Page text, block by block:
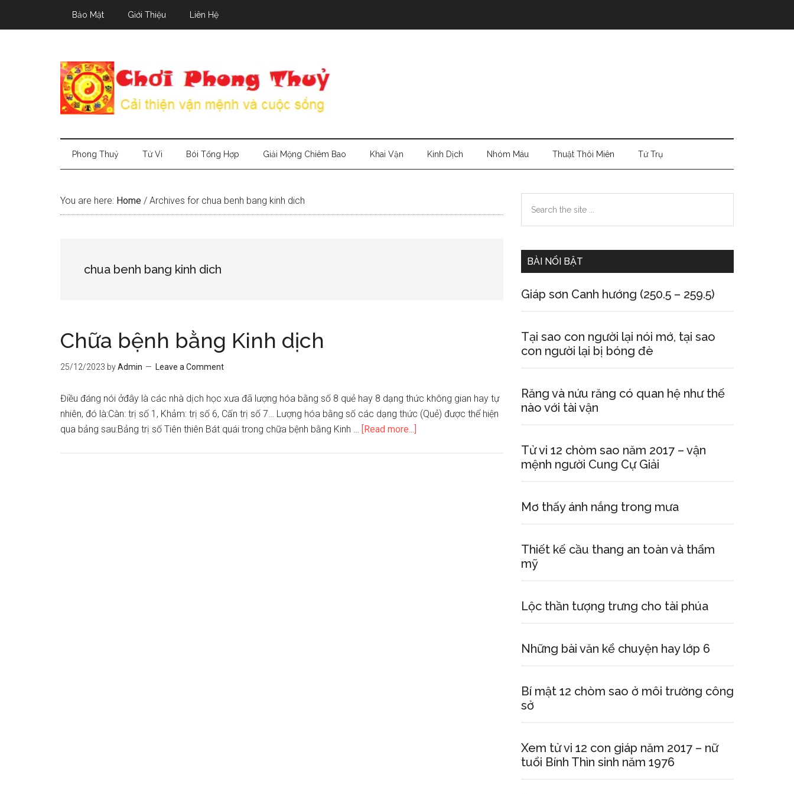
Bảo Mật Giới Thiệu Liên Hệ
Phong Thuỷ Tử Vi Bói Tổng Hợp Giải Mộng Chiêm Bao Khai Vận Kinh Dịch Nhóm Máu Thuật Thôi Miên Tứ Trụ
You are here: Home / Archives for chua benh bang kinh dich
chua benh bang kinh dich
Chữa bệnh bằng Kinh dịch
25/12/2023 byAdmin Leave a Comment
Điều đáng nói ởđây là các nhà dịch học xưa đã lượng hóa bằng số 8 quẻ hay 8 dạng thức không gian hay tự
nhiên, đó là:Càn: trị số 1, Khảm: trị số 6, Cấn trị số 7… Lượng hóa bằng số các dạng thức (Quẻ) được thể hiện
qua bảng sau:Bảng trị số Tiên thiên Bát quái trong chữa bệnh bằng Kinh … [Read more...]
Primary
Sidebar
the
BÀI NỔI BẬT
Giáp sơn Canh hướng (250.5 – 259.5)
Tại sao con người lại nói mớ, tại sao
con người lại bị bóng đè
Răng và nứu răng có quan hệ như thế
nào với tài vận
Tử vi 12 chòm sao năm 2017 – vận
mệnh người Cung Cự Giải
Mơ thấy ánh nắng trong mưa
Thiết kế cầu thang an toàn và thẩm
mỹ
Lộc thần tượng trưng cho tài phúa
Những bài văn kể chuyện hay lớp 6
Bí mật 12 chòm sao ở môi trường công
sở
Xem tử vi 12 con giáp năm 2017 – nữ
tuổi Bính Thìn sinh năm 1976